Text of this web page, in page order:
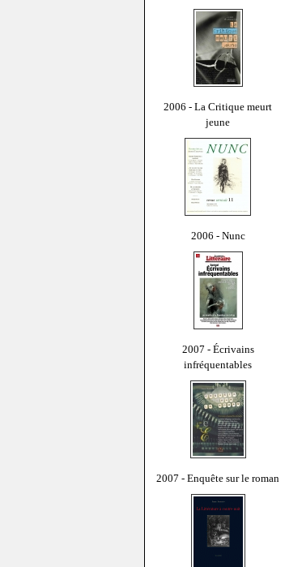
2006 - La Critique meurt
jeune
2006 - Nunc
2007 - Écrivains
infréquentables
2007 - Enquête sur le roman